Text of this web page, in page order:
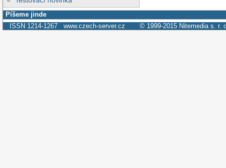
Píšeme jinde
ISSN 1214-1267 www.czech-server.cz © 1999-2015 Nitemedia s. r.